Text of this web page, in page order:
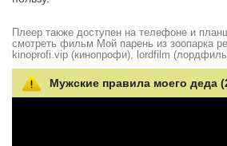
Плеер также доступен на телефоне и
смотреть фильм Мой парень из зоопарка
kinoprofi.vip (кинопрофи), lordfilm
Мужские правила моего деда